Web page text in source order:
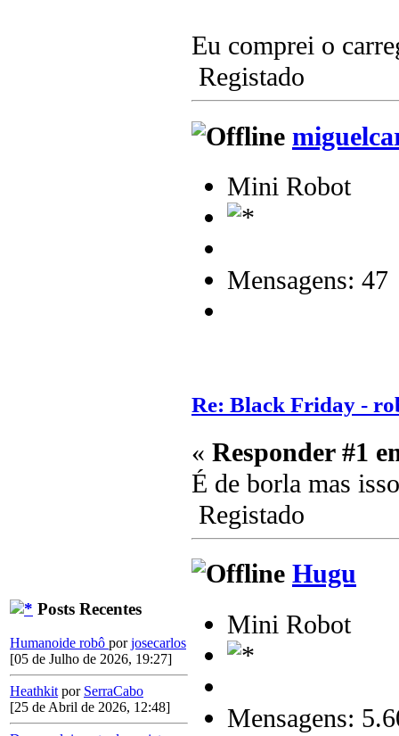
Posts Recentes
Humanoide robô porjosecarlos
[05 de Julho de 2026, 19:27]
Heathkit por SerraCabo
[25 de Abril de 2026, 12:48]
Eu comprei o
Registado
Mini Robot
Mensagens: 47
Re: Black Friday -
« Responder #1
É de borla mas
Registado
Hugu
Mini Robot
Mensagens: